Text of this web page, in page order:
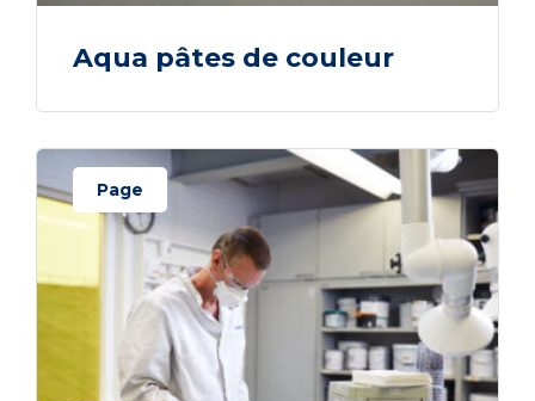
Aqua pâtes de couleur
Page